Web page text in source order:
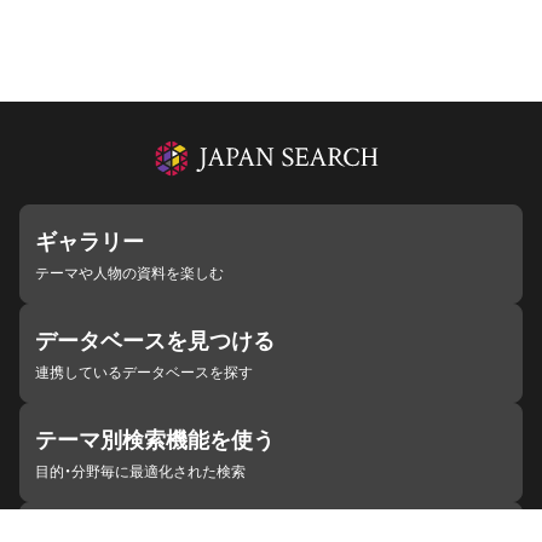
ギャラリー
テーマや人物の資料を楽しむ
データベースを見つける
連携しているデータベースを探す
テーマ別検索機能を使う
目的・分野毎に最適化された検索